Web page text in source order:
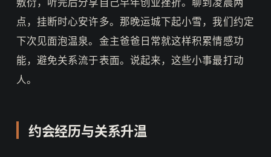
点，挂断时心安许多。那晚运城下起小雪，我们约定
下次见面泡温泉。金主爸爸日常就这样积累情感功
能，避免关系流于表面。说起来，这些小事最打动
人。
约会经历与关系升温